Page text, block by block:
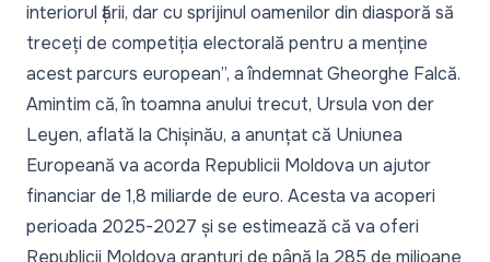
interiorul țării, dar cu sprijinul oamenilor din diasporă să
treceți de competiția electorală pentru a menține
acest parcurs european”, a îndemnat Gheorghe Falcă.
Amintim că, în toamna anului trecut, Ursula von der
Leyen, aflată la Chișinău, a anunțat că Uniunea
Europeană va acorda Republicii Moldova un ajutor
financiar de 1,8 miliarde de euro. Acesta va acoperi
perioada 2025-2027 și se estimează că va oferi
Republicii Moldova granturi de până la 285 de milioane